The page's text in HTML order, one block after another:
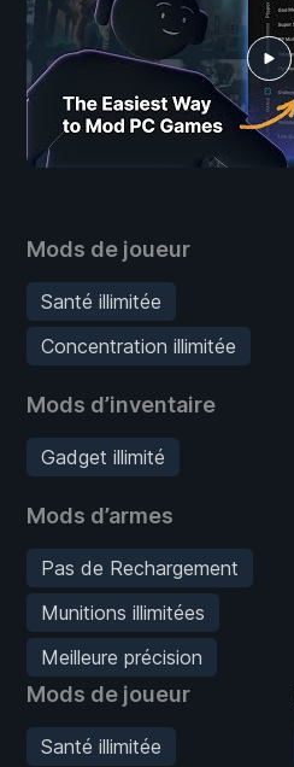
Mods de joueur
Santé illimitée
Concentration illimitée
Mods d’inventaire
Gadget illimité
Mods d’armes
Pas de Rechargement
Munitions illimitées
Meilleure précision
Mods de joueur
Santé illimitée